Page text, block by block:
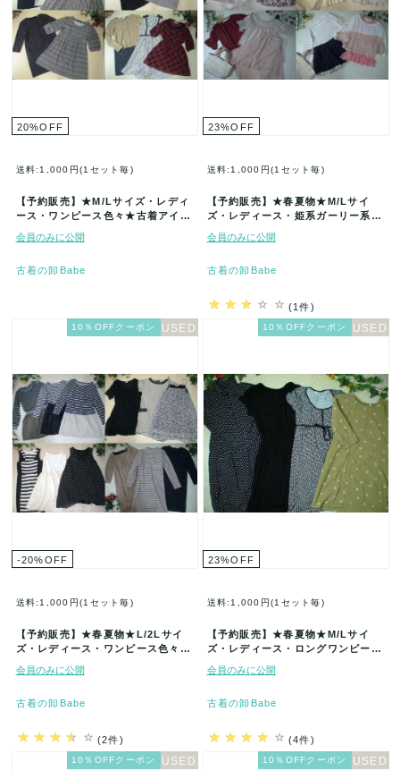
20%OFF
送料:1,000円(1セット毎)
【予約販売】★M/Lサイズ・レディ
ース・ワンピース色々★古着アイテ
古…
会員のみに公開
古着の卸Babe
23%OFF
送料:1,000円(1セット毎)
【予約販売】★春夏物★M/Lサイ
ズ・レディース・姫系ガーリー系★
売…
会員のみに公開
古着の卸Babe
(1件)
10％OFFクーポン
-20%OFF
送料:1,000円(1セット毎)
【予約販売】★春夏物★L/2Lサイ
ズ・レディース・ワンピース色々★
ま…
会員のみに公開
古着の卸Babe
(2件)
10％OFFクーポン
23%OFF
送料:1,000円(1セット毎)
【予約販売】★春夏物★M/Lサイ
ズ・レディース・ロングワンピース
ト…
会員のみに公開
古着の卸Babe
(4件)
10％OFFクーポン 10％OFFクーポン